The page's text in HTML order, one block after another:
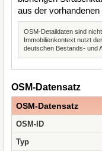
aus der
OSM-Detaildaten sind
Immobilienkontext nutzt
deutschen Bestands- und
OSM-Datensatz
OSM-Datensatz
OSM-ID
Typ